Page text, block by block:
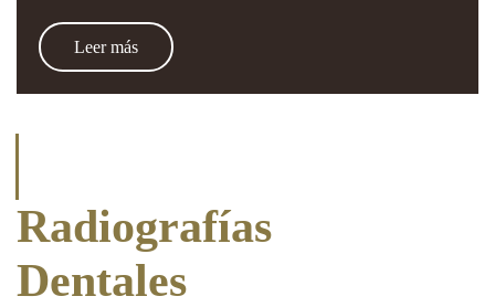
Leer más
Radiografías
Dentales